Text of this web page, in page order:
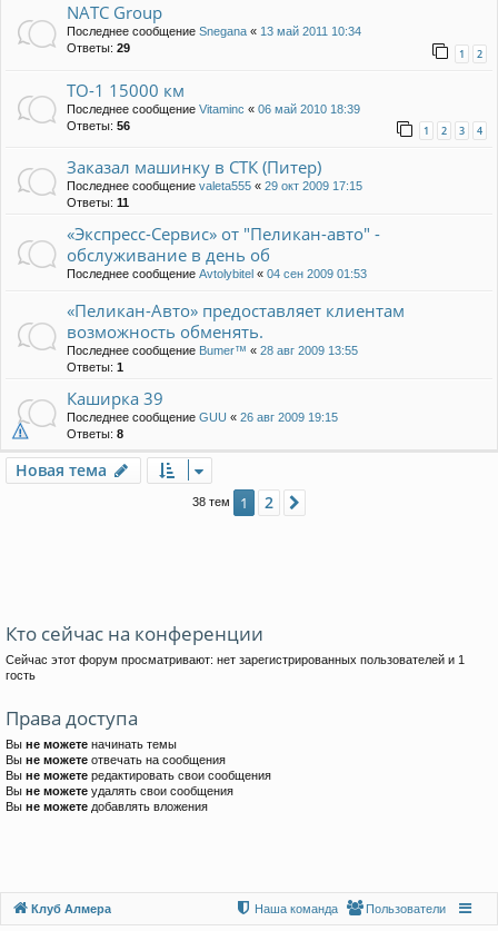
NATC Group
Последнее сообщение Snegana « 13 май 2011 10:34
Ответы: 29 1 2
ТО-1 15000 км
Последнее сообщение Vitaminc « 06 май 2010 18:39
Ответы: 56 1 2 3 4
Заказал машинку в СТК (Питер)
Последнее сообщение valeta555 « 29 окт 2009 17:15
Ответы: 11
«Экспресс-Сервис» от "Пеликан-авто" -
обслуживание в день об
Последнее сообщение Avtolybitel « 04 сен 2009 01:53
«Пеликан-Авто» предоставляет клиентам
возможность обменять.
Последнее сообщение Bumer™ « 28 авг 2009 13:55
Ответы: 1
Каширка 39
Последнее сообщение GUU « 26 авг 2009 19:15
Ответы: 8
Новая тема
38 тем 1 2
Кто сейчас на конференции
Сейчас этот форум просматривают: нет зарегистрированных пользователей и 1
гость
Права доступа
Вы не можете начинать темы
Вы не можете отвечать на сообщения
Вы не можете редактировать свои сообщения
Вы не можете удалять свои сообщения
Вы не можете добавлять вложения
Клуб Алмера Пользователи
Наша команда